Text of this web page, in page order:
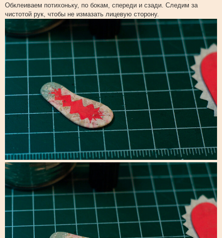
Обклеиваем потихоньку, по бокам, спереди и сзади. Следим за
чистотой рук, чтобы не измазать лицевую сторону.